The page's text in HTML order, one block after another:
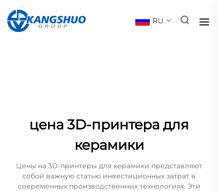
RU
цена 3D-принтера для
керамики
Цены на 3D-принтеры для керамики представляют
собой важную статью инвестиционных затрат в
современных производственных технологиях. Эти